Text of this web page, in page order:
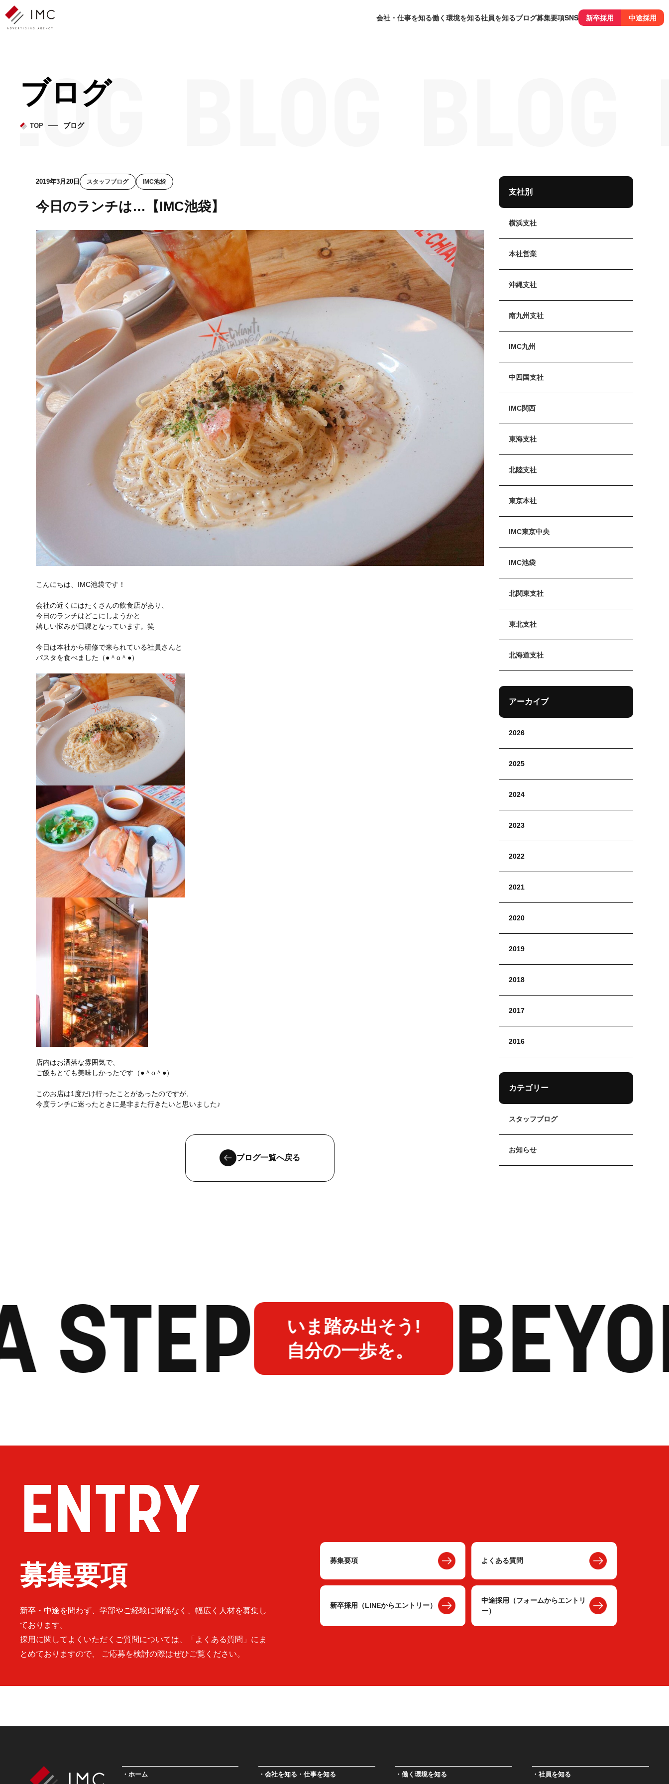
会社・仕事を知る働く環境を知る社員を知るブログ募集要項SNS 新卒採用 中途採用
ブログ
TOP ブログ
2019年3月20日 スタッフブログ IMC池袋
今日のランチは…【IMC池袋】
こんにちは、IMC池袋です！
会社の近くにはたくさんの飲食店があり、
今日のランチはどこにしようかと
嬉しい悩みが日課となっています。笑
今日は本社から研修で来られている社員さんと
パスタを食べました（●＾o＾●）
店内はお洒落な雰囲気で、
ご飯もとても美味しかったです（●＾o＾●）
このお店は1度だけ行ったことがあったのですが、
今度ランチに迷ったときに是非また行きたいと思いました♪
ブログ一覧へ戻る
支社別
横浜支社
本社営業
沖縄支社
南九州支社
IMC九州
中四国支社
IMC関西
東海支社
北陸支社
東京本社
IMC東京中央
IMC池袋
北関東支社
東北支社
北海道支社
アーカイブ
2026
2025
2024
2023
2022
2021
2020
2019
2018
2017
2016
カテゴリー
スタッフブログ
お知らせ
いま踏み出そう!
自分の一歩を。
ENTRY
募集要項
新卒・中途を問わず、学部やご経験に関係なく、幅広く人材を募集し
ております。
採用に関してよくいただくご質問については、「よくある質問」にま
とめておりますので、 ご応募を検討の際はぜひご覧ください。
募集要項 よくある質問
新卒採用（LINEからエントリー）
中途採用（フォームからエントリ
ー）
ホーム 会社を知る・仕事を知る 働く環境を知る 社員を知る